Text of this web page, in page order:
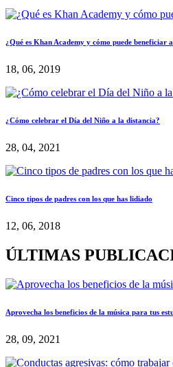
¿Qué es Khan Academy y cómo puede beneficiar
18, 06, 2019
¿Cómo celebrar el Día del Niño a la distancia?
28, 04, 2021
Cinco tipos de padres con los que has lidiado
12, 06, 2018
ÚLTIMAS
Aprovecha los beneficios de la música para tus
28, 09, 2021